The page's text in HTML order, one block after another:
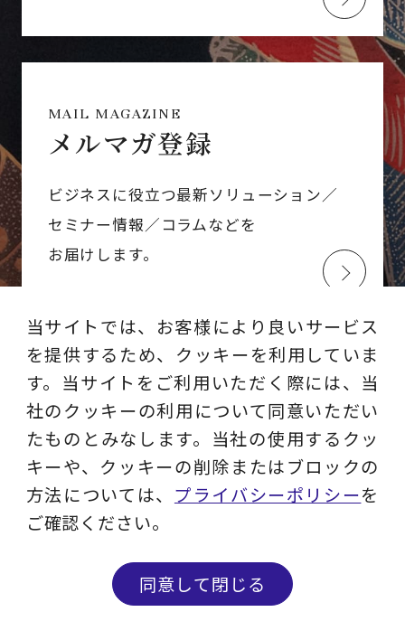
MAIL MAGAZINE
メルマガ登録
ビジネスに役立つ最新ソリューション／
セミナー情報／コラムなどを
お届けします。
レイヤーズ・コンサルティング
当サイトでは、お客様により良いサービス
を提供するため、クッキーを利用していま
す。当サイトをご利用いただく際には、当
社のクッキーの利用について同意いただい
たものとみなします。当社の使用するクッ
キーや、クッキーの削除またはブロックの
方法については、 プライバシーポリシーを
ご確認ください。
同意して閉じる